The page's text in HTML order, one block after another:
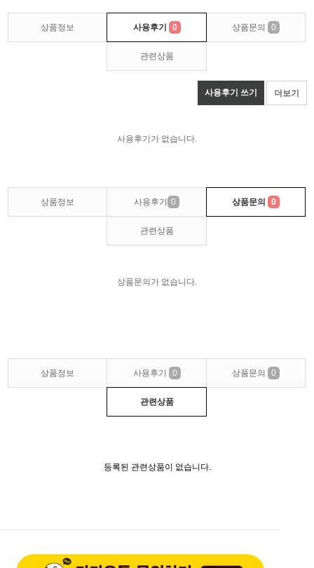
상품정보 사용후기 0 상품문의 0
관련상품
사용후기 쓰기 더보기
사용후기가 없습니다.
상품정보 사용후기 0 상품문의 0
관련상품
상품문의가 없습니다.
상품정보 사용후기 0 상품문의 0
관련상품
등록된 관련상품이 없습니다.